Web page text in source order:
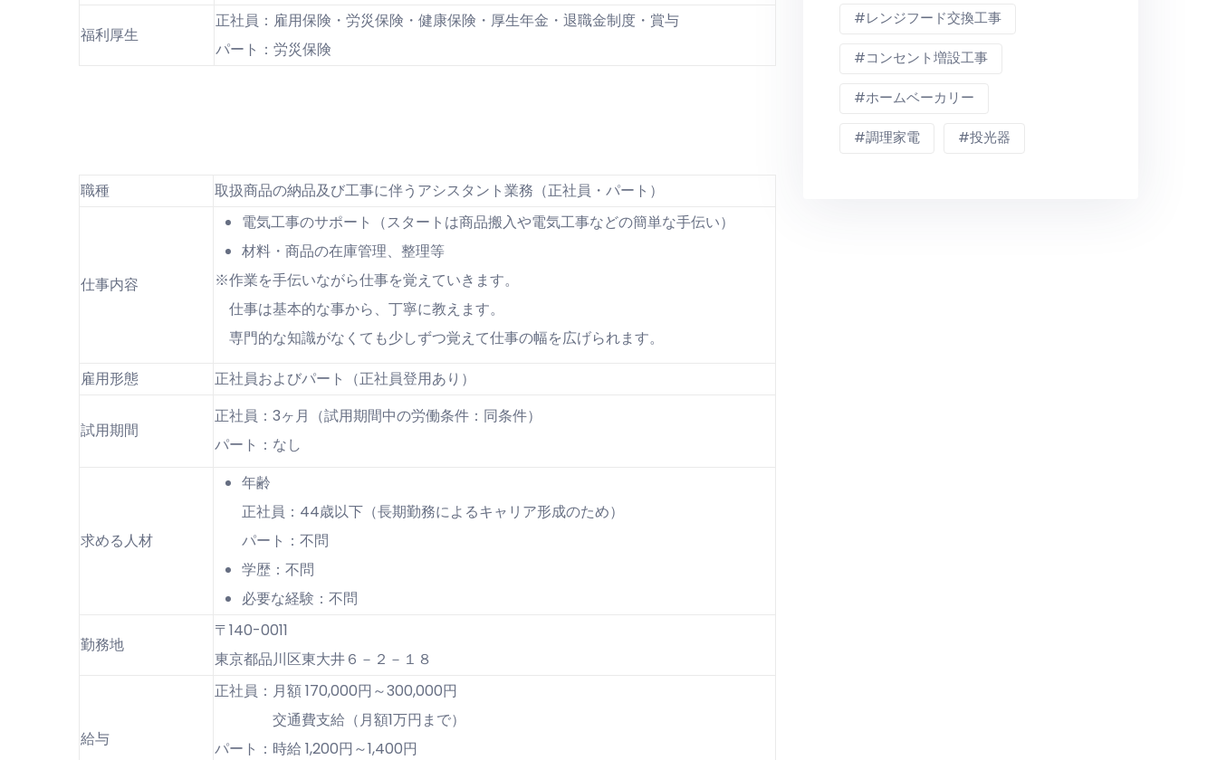
福利厚生
正社員：雇用保険・労災保険・健康保険・厚生年金・退職金制度・賞与
パート：労災保険
職種 取扱商品の納品及び工事に伴うアシスタント業務（正社員・パート）
仕事内容
電気工事のサポート（スタートは商品搬入や電気工事などの簡単な手伝い）
材料・商品の在庫管理、整理等
※作業を手伝いながら仕事を覚えていきます。
仕事は基本的な事から、丁寧に教えます。
専門的な知識がなくても少しずつ覚えて仕事の幅を広げられます。
雇用形態
正社員およびパート（正社員登用あり）
試用期間
正社員：3ヶ月（試用期間中の労働条件：同条件）
パート：なし
求める人材
年齢
正社員：44歳以下（長期勤務によるキャリア形成のため）
パート：不問
学歴：不問
必要な経験：不問
勤務地
〒140-0011
東京都品川区東大井６－２－１８
給与
正社員：月額 170,000円～300,000円
交通費支給（月額1万円まで）
パート：時給 1,200円～1,400円
レンジフード交換工事
コンセント増設工事
ホームベーカリー
調理家電 投光器